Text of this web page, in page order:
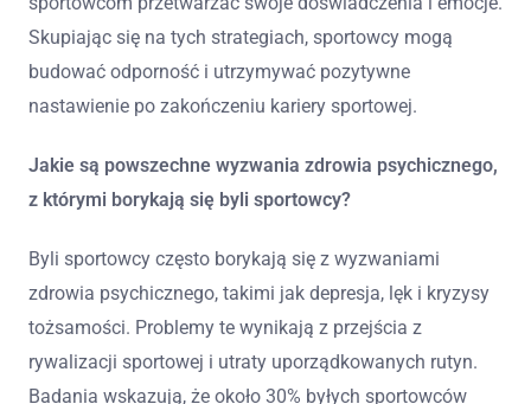
Skupiając się na tych strategiach, sportowcy mogą
budować odporność i utrzymywać pozytywne
nastawienie po zakończeniu kariery sportowej.
Jakie są powszechne wyzwania zdrowia psychicznego,
z którymi borykają się byli sportowcy?
Byli sportowcy często borykają się z wyzwaniami
zdrowia psychicznego, takimi jak depresja, lęk i kryzysy
tożsamości. Problemy te wynikają z przejścia z
rywalizacji sportowej i utraty uporządkowanych rutyn.
Badania wskazują, że około 30% byłych sportowców